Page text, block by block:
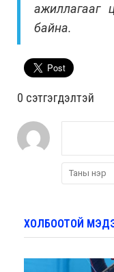
ажиллагааг
байна.
0 cэтгэгдэлтэй
ХОЛБООТОЙ